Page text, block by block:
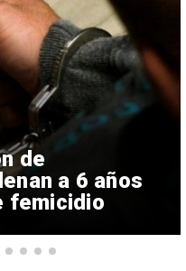
de
a 6 años
femicidio